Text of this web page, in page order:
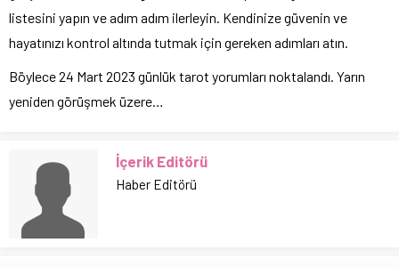
listesini yapın ve adım adım ilerleyin. Kendinize güvenin ve
hayatınızı kontrol altında tutmak için gereken adımları atın.
Böylece 24 Mart 2023 günlük tarot yorumları noktalandı. Yarın
yeniden görüşmek üzere…
İçerik Editörü
Haber Editörü